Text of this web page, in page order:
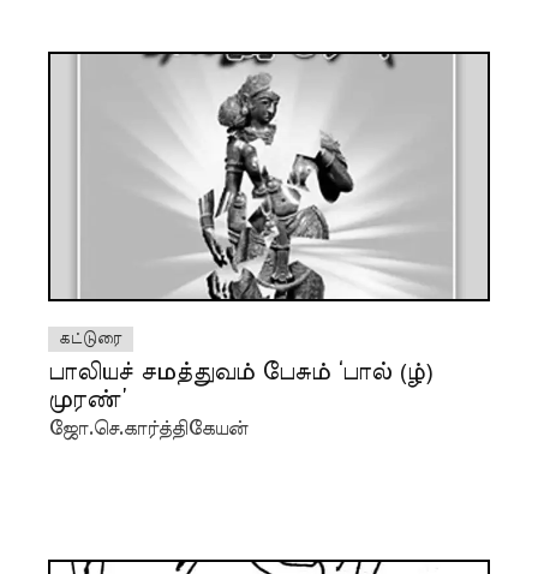
கட்டுரை
பாலியச் சமத்துவம் பேசும் ‘பால் (ழ்)
முரண்’
ஜோ.செ.கார்த்திகேயன்